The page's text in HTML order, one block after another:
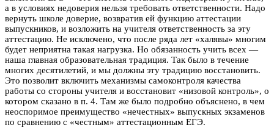
а в условиях недоверия нельзя требовать ответственности. Надо
вернуть школе доверие, возвратив ей функцию аттестации
выпускников, и возложить на учителя ответственность за эту
аттестацию. Не исключено, что после ряда лет «халявы» многим
будет неприятна такая нагрузка. Но обязанность учить всех —
наша главная образовательная традиция. Так было в течение
многих десятилетий, и мы должны эту традицию восстановить.
Это позволит включить механизмы самоконтроля качества
работы со стороны учителя и восстановит «низовой контроль», о
котором сказано в п. 4. Там же было подробно объяснено, в чем
неоспоримое преимущество «нечестных» выпускных экзаменов
по сравнению с «честным» аттестационным ЕГЭ.